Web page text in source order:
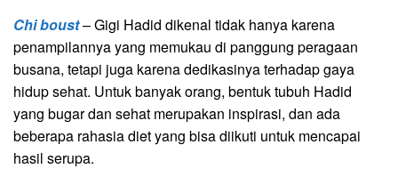
Chi boust– Gigi Hadid dikenal tidak hanya karena
penampilannya yang memukau di panggung peragaan
busana, tetapi juga karena dedikasinya terhadap gaya
hidup sehat. Untuk banyak orang, bentuk tubuh Hadid
yang bugar dan sehat merupakan inspirasi, dan ada
beberapa rahasia diet yang bisa diikuti untuk mencapai
hasil serupa.